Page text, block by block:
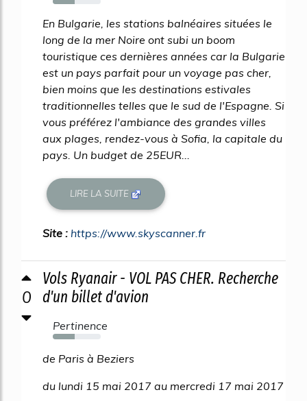
46%
En Bulgarie, les stations balnéaires situées le
long de la mer Noire ont subi un boom
touristique ces dernières années car la Bulgarie
est un pays parfait pour un voyage pas cher,
bien moins que les destinations estivales
traditionnelles telles que le sud de l'Espagne. Si
vous préférez l'ambiance des grandes villes
aux plages, rendez-vous à Sofia, la capitale du
pays. Un budget de 25EUR...
LIRE LA SUITE
Site : https://www.skyscanner.fr
0
Vols Ryanair - VOL PAS CHER. Recherche
d'un billet d'avion
Pertinence
45%
de Paris à Beziers
du lundi 15 mai 2017 au mercredi 17 mai 2017